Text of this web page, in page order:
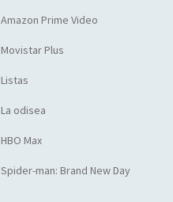
Amazon Prime Video
Movistar Plus
Listas
La odisea
HBO Max
Spider-man: Brand New Day